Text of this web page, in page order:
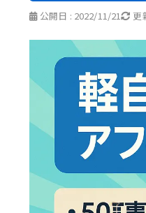
公開日 : 2022/11/21 更